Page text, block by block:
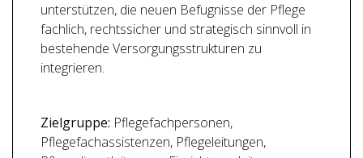
unterstützen, die neuen Befugnisse der Pflege
fachlich, rechtssicher und strategisch sinnvoll in
bestehende Versorgungsstrukturen zu
integrieren.
Zielgruppe: Pflegefachpersonen,
Pflegefachassistenzen, Pflegeleitungen,